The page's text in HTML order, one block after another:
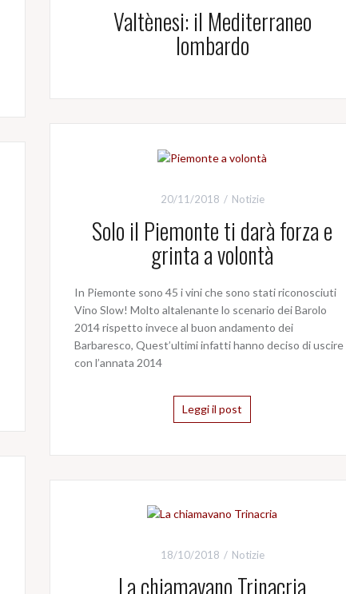
Valtènesi: il Mediterraneo
lombardo
20/11/2018 Notizie
Solo il Piemonte ti darà forza e
grinta a volontà
In Piemonte sono 45 i vini che sono stati riconosciuti
Vino Slow! Molto altalenante lo scenario dei Barolo
2014 rispetto invece al buon andamento dei
Barbaresco, Quest’ultimi infatti hanno deciso di uscire
con l’annata 2014
Leggi il post
18/10/2018 Notizie
La chiamavano Trinacria